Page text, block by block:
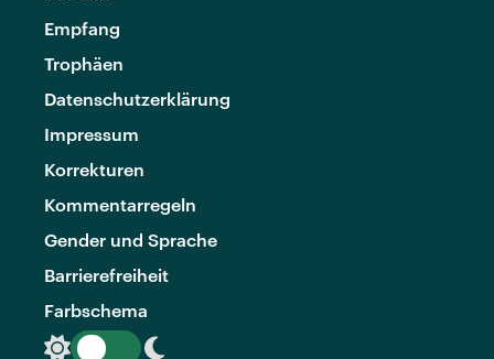
Empfang
Trophäen
Datenschutzerklärung
Impressum
Korrekturen
Kommentarregeln
Gender und Sprache
Barrierefreiheit
Farbschema